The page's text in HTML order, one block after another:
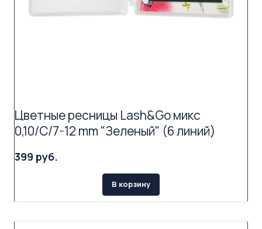
Цветные ресницы Lash&Go микс
0,10/C/7-12 mm "Зеленый" (6 линий)
399 руб.
В корзину